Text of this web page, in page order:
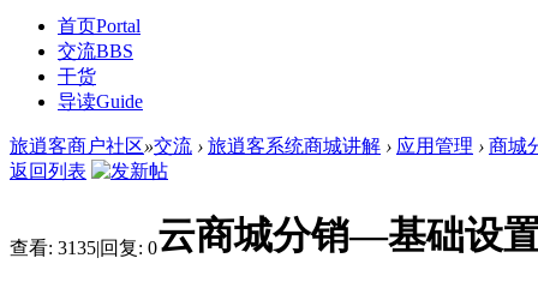
首页Portal
交流BBS
干货
导读Guide
旅逍客商户社区»交流 › 旅逍客系统商城讲解 › 应用管理 › 商城
返回列表
查看: 3135|回复: 0云商城分销—基础设